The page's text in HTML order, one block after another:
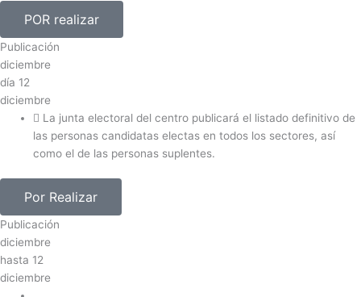
POR realizar
Publicación
diciembre
día 12
diciembre
La junta electoral del centro publicará el listado definitivo de
las personas candidatas electas en todos los sectores, así
como el de las personas suplentes.
Por Realizar
Publicación
diciembre
hasta 12
diciembre